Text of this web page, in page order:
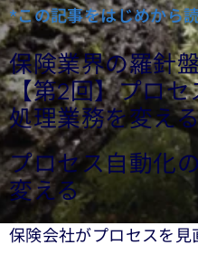
*この記事をはじめから
保険業界の羅針
【第2回】プロ
処理業務を変え
プロセス自動化
変える
保険会社がプロセスを見